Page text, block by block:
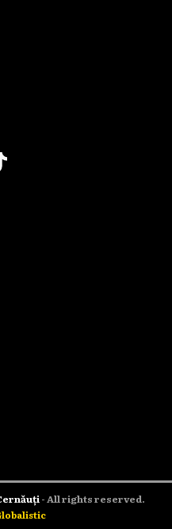
- All rights reserved.